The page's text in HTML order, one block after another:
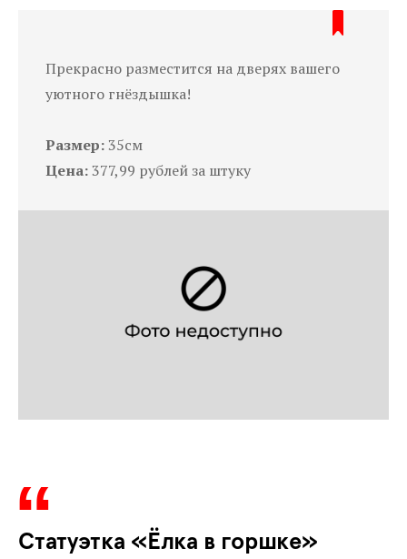
Прекрасно разместится на дверях вашего
уютного гнёздышка!
Размер: 35см
Цена: 377,99 рублей за штуку
Статуэтка «Ёлка в горшке»